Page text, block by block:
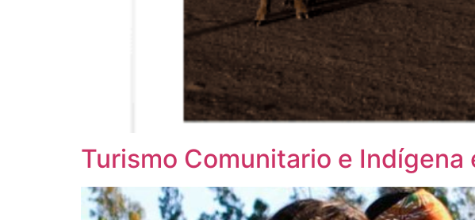
Turismo Comunitario e